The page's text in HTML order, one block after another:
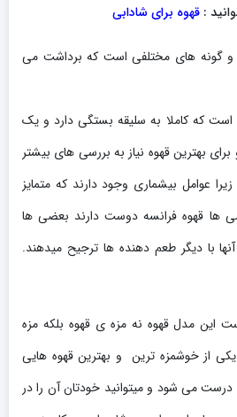
: قهوه برای شادابی
و گونه های مختلفی است که برداشت می
که کاملا به سلیقه بستگی دارد و یک
بهترین قهوه نیاز به بررسی های بیشتر
عوامل بیشماری وجود دارند که متمایز
ها قهوه فرانسه دوست دارند بعضی ها
با دیگر طعم دهنده ها ترجیح میدهند.
این مدل قهوه نه مزه ی قهوه بلکه مزه
از خوشمزه ترین و بهترین قهوه هایی
می شود و میتوانید خودتان آن را در